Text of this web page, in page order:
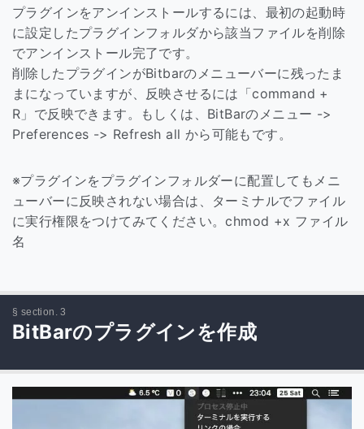
プラグインをアンインストールするには、最初の起動時
に設定したプラグインフォルダから該当ファイルを削除
でアンインストール完了です。
削除したプラグインがBitbarのメニューバーに残ったま
まになっていますが、反映させるには「command +
R」で反映できます。もしくは、BitBarのメニュー ->
Preferences -> Refresh all から可能もです。
※プラグインをプラグインフォルダーに配置してもメニ
ューバーに反映されない場合は、ターミナルでファイル
に実行権限をつけてみてください。chmod +x ファイル
名
BitBarのプラグインを作成